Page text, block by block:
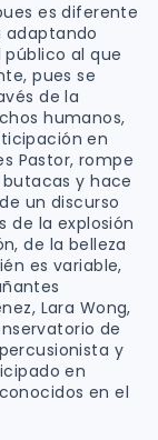
es diferente
adaptando
al que
pues se
de la
humanos,
en
Pastor, rompe
y hace
un discurso
de la explosión
de la belleza
es variable,
Lara Wong,
de
y
en
en el